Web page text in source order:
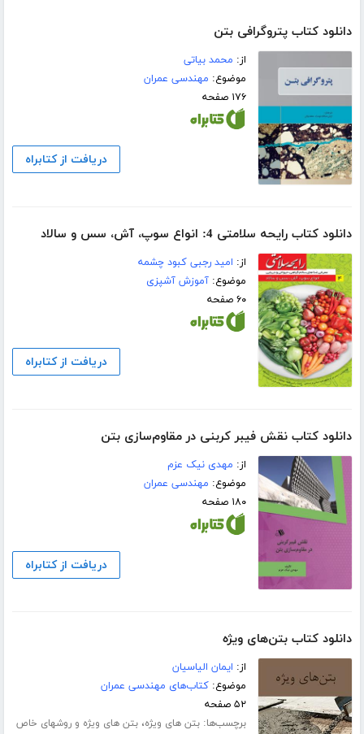
دانلود کتاب پتروگرافی بتن
از: محمد بیاتی
موضوع: مهندسی عمران
۱۷۶ صفحه
دریافت از کتابراه
دانلود کتاب رایحه سلامتی 4: انواع سوپ، آش، سس و سالاد
از: امید رجبی کبود چشمه
موضوع:آموزش آشپزی
۶۰ صفحه
دریافت از کتابراه
دانلود کتاب نقش فیبر کربنی در مقاوم‌سازی بتن
از: مهدی نیک عزم
موضوع: مهندسی عمران
۱۸۰ صفحه
دریافت از کتابراه
دانلود کتاب بتن‌های ویژه
از: ایمان الیاسیان
موضوع:کتاب‌های مهندسی عمران
۵۲ صفحه
برچسب‌ها:بتن های ویژه،بتن های ویژه و روشهای خاص